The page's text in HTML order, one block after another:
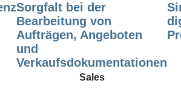
Sorgfalt bei der
Bearbeitung von
Aufträgen, Angeboten
und
Verkaufsdokumentationen
Sales